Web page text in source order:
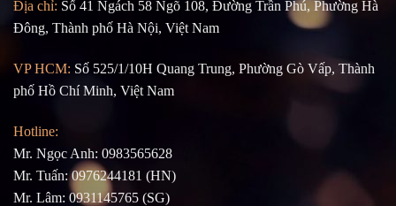
Địa chỉ: Số 41 Ngách 58 Ngõ 108, Đường Trần Phú, Phường Hà
Đông, Thành phố Hà Nội, Việt Nam
VP HCM: Số 525/1/10H Quang Trung, Phường Gò Vấp, Thành
phố Hồ Chí Minh, Việt Nam
Hotline:
Mr. Ngọc Anh: 0983565628
Mr. Tuấn: 0976244181 (HN)
Mr. Lâm: 0931145765 (SG)